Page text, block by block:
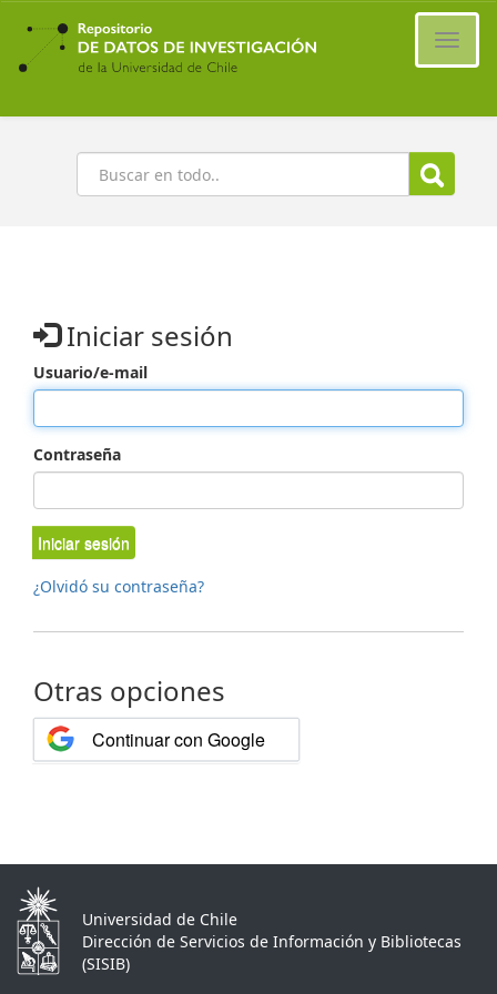
Ir
contenido
principal
Buscar
Iniciar sesión
Usuario/e-mail
Contraseña
Iniciar sesión
¿Olvidó su contraseña?
Otras opciones
Continuar con Google
Universidad de Chile
Dirección de Servicios de Información y Bibliotecas
(SISIB)